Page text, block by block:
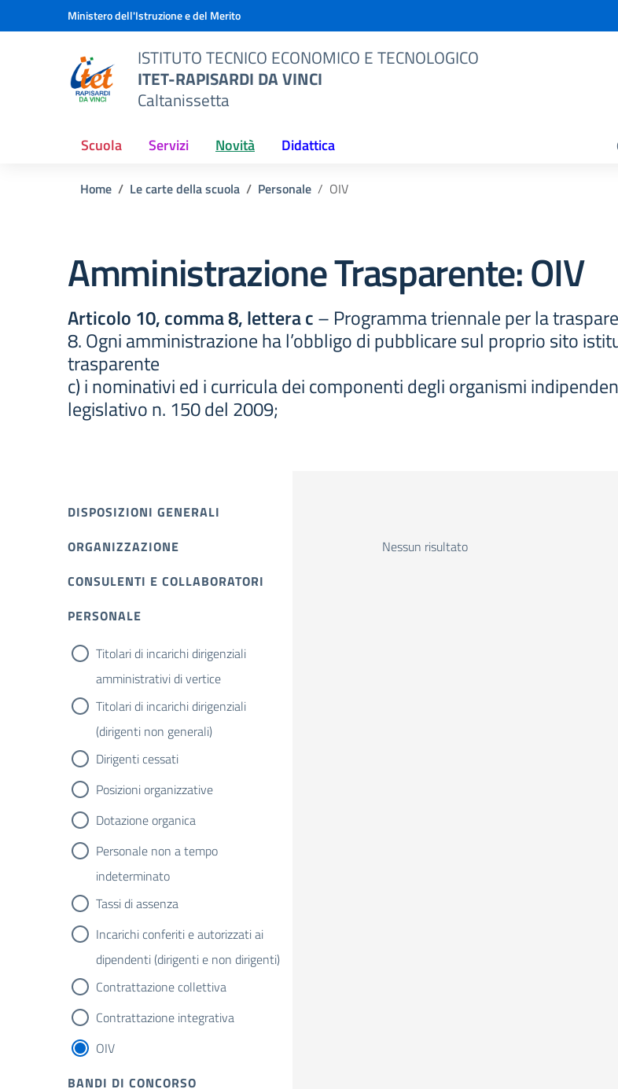
Vai ai contenuti
Vai al menu di navigazioneMinistero dell'Istruzione e del Merito
ISTITUTO TECNICO ECONOMICO E TECNOLOGICO
ITET-RAPISARDI DA VINCI
Caltanissetta
Scuola Servizi Novità Didattica
Home Le carte della scuola Personale OIV
Amministrazione Trasparente:OIV
Articolo 10, comma 8, lettera c– Programma triennale per la
8. Ogni amministrazione ha l’obbligo di pubblicare sul proprio sito
trasparente
c) i nominativi ed i curricula dei componenti degli organismi
legislativo n. 150 del 2009;
DISPOSIZIONI GENERALI
ORGANIZZAZIONE
CONSULENTI E COLLABORATORI
PERSONALE
Titolari di incarichi dirigenziali
amministrativi di vertice
Titolari di incarichi dirigenziali
(dirigenti non generali)
Dirigenti cessati
Posizioni organizzative
Dotazione organica
Personale non a tempo
indeterminato
Tassi di assenza
Incarichi conferiti e autorizzati ai
dipendenti (dirigenti e non dirigenti)
Contrattazione collettiva
Contrattazione integrativa
OIV
BANDI DI CONCORSO
Nessun risultato